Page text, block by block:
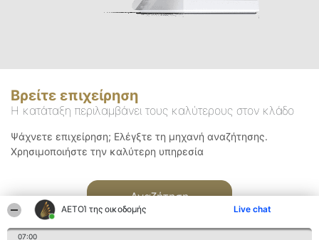
ΑΕΤΟΊ της οικοδομής Live chat
07:00
Βρείτε επιχείρηση
Η κατάταξη περιλαμβάνει τους καλύτερους στον κλάδο
Ψάχνετε επιχείρηση; Ελέγξτε τη μηχανή αναζήτησης.
Χρησιμοποιήστε την καλύτερη υπηρεσία
Αναζήτηση